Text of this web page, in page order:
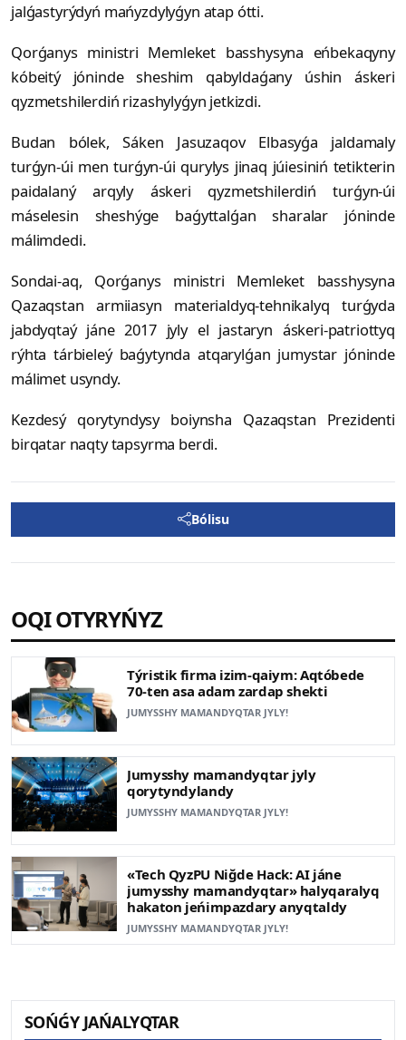
jalǵastyrýdyń mańyzdylyǵyn atap ótti.
Qorǵanys ministri Memleket basshysyna eńbekaqyny
kóbeitý jóninde sheshim qabyldaǵany úshin áskeri
qyzmetshilerdiń rizashylyǵyn jetkizdi.
Budan bólek, Sáken Jasuzaqov Elbasyǵa jaldamaly
turǵyn-úi men turǵyn-úi qurylys jinaq júiesiniń tetikterin
paidalaný arqyly áskeri qyzmetshilerdiń turǵyn-úi
máselesin sheshýge baǵyttalǵan sharalar jóninde
málimdedi.
Sondai-aq, Qorǵanys ministri Memleket basshysyna
Qazaqstan armiiasyn materialdyq-tehnikalyq turǵyda
jabdyqtaý jáne 2017 jyly el jastaryn áskeri-patriottyq
rýhta tárbieleý baǵytynda atqarylǵan jumystar jóninde
málimet usyndy.
Kezdesý qorytyndysy boiynsha Qazaqstan Prezidenti
birqatar naqty tapsyrma berdi.
Bólisu
OQI OTYRYŃYZ
Týristik firma izim-qaiym: Aqtóbede
70-ten asa adam zardap shekti
JUMYSSHY MAMANDYQTAR JYLY!
Jumysshy mamandyqtar jyly
qorytyndylandy
JUMYSSHY MAMANDYQTAR JYLY!
«Tech QyzPU Niğde Hack: AI jáne
jumysshy mamandyqtar» halyqaralyq
hakaton jeńimpazdary anyqtaldy
JUMYSSHY MAMANDYQTAR JYLY!
SOŃǴY JAŃALYQTAR